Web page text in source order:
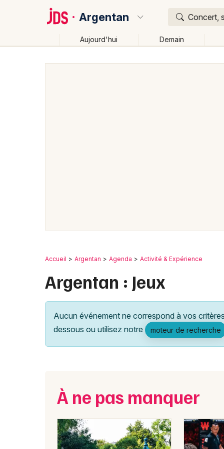
Argentan Concert,
Aujourd'hui Demain
Accueil Argentan Agenda Activité & Expérience
Argentan : Jeux
Aucun événement ne correspond à vos
dessous ou utilisez notre
moteur de recherche
À ne pas manquer